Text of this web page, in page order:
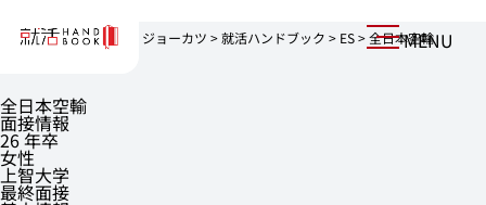
MENU
上京を志す、就活生へ。ジョーカツ >就活ハンドブック > ES>全日本空輸
全日本空輸
面接情報
26 年卒
女性
上智大学
最終面接